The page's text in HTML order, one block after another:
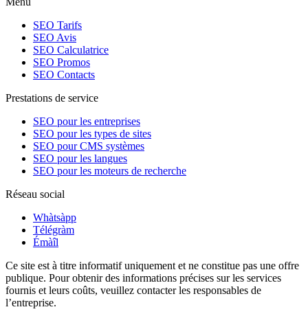
SEO Tarifs
SEO Avis
SEO Calculatrice
SEO Promos
SEO Contacts
Prestations de service
SEO pour les entreprises
SEO pour les types de sites
SEO pour CMS systèmes
SEO pour les langues
SEO pour les moteurs de recherche
Réseau social
Whàtsàpp
Télégràm
Émàîl
Ce site est à titre informatif uniquement et ne constitue pas une offre
publique. Pour obtenir des informations précises sur les services
fournis et leurs coûts, veuillez contacter les responsables de
l’entreprise.